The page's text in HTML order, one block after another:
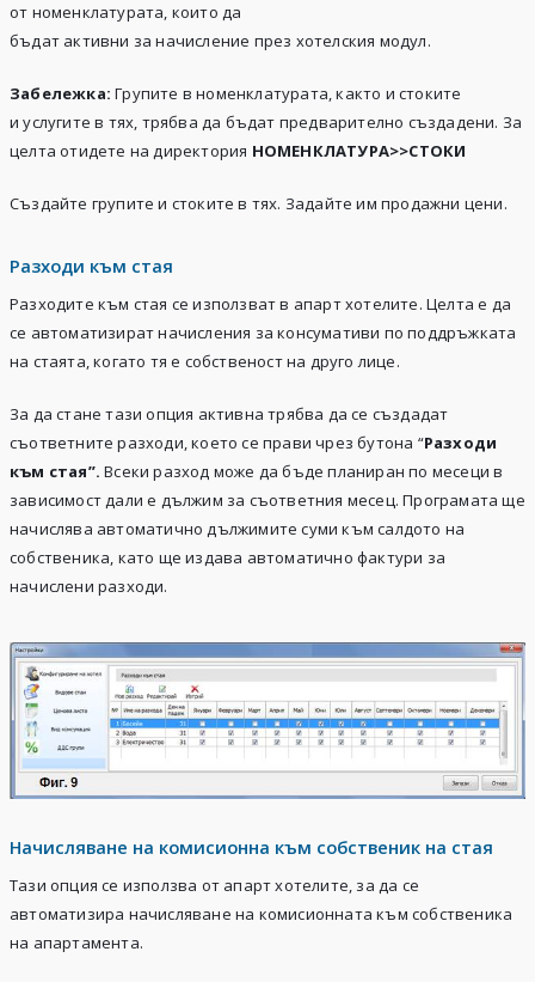
от номенклатурата, които да
бъдат активни за начисление през хотелския модул.
Забележка: Групите в номенклатурата, както и стоките
и услугите в тях, трябва да бъдат предварително създадени. За
целта отидете на директория НОМЕНКЛАТУРА>>СТОКИ
Създайте групите и стоките в тях. Задайте им продажни цени.
Разходи към стая
Разходите към стая се използват в апарт хотелите. Целта е да
се автоматизират начисления за консумативи по поддръжката
на стаята, когато тя е собственост на друго лице.
За да стане тази опция активна трябва да се създадат
съответните разходи, което се прави чрез бутона “Разходи
към стая”.Всеки разход може да бъде планиран по месеци в
зависимост дали е дължим за съответния месец. Програмата ще
начислява автоматично дължимите суми към салдото на
собственика, като ще издава автоматично фактури за
начислени разходи.
Начисляване на комисионна към собственик на стая
Тази опция се използва от апарт хотелите, за да се
автоматизира начисляване на комисионната към собственика
на апартамента.